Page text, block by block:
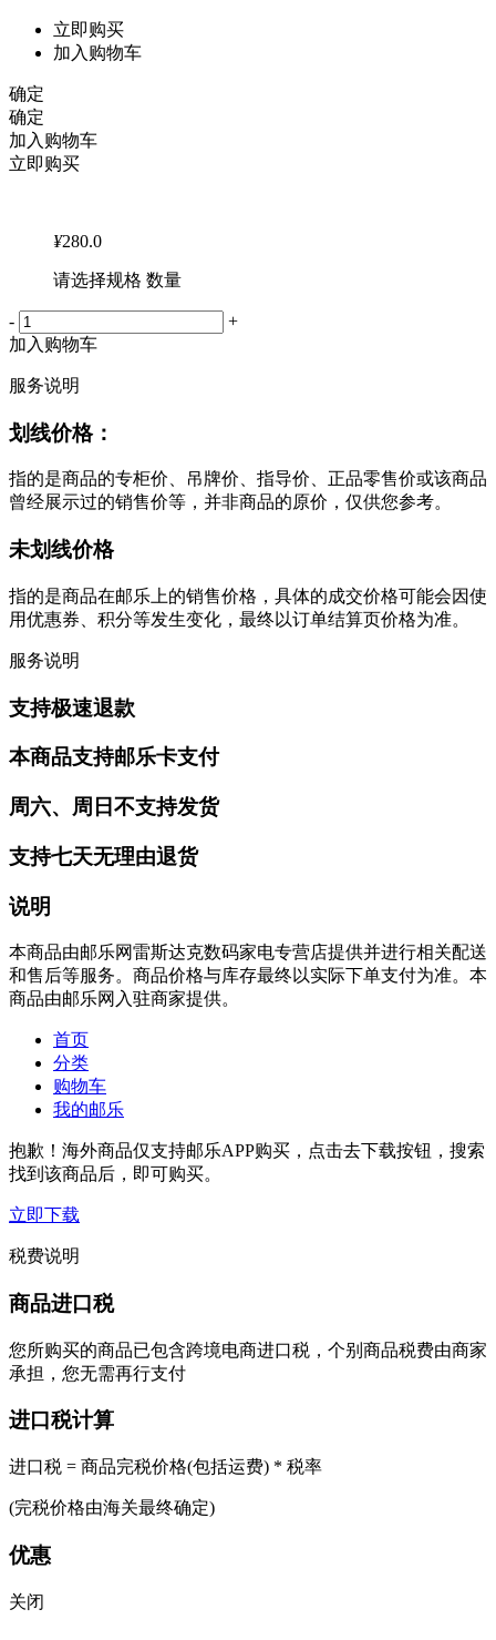
立即购买
加入购物车
确定
确定
加入购物车
立即购买
¥280.0
请选择规格 数量
-
+
加入购物车
服务说明
划线价格：
指的是商品的专柜价、吊牌价、指导价、正品零售价或该商品
曾经展示过的销售价等，并非商品的原价，仅供您参考。
未划线价格
指的是商品在邮乐上的销售价格，具体的成交价格可能会因使
用优惠券、积分等发生变化，最终以订单结算页价格为准。
服务说明
支持极速退款
本商品支持邮乐卡支付
周六、周日不支持发货
支持七天无理由退货
说明
本商品由邮乐网雷斯达克数码家电专营店提供并进行相关配送
和售后等服务。商品价格与库存最终以实际下单支付为准。本
商品由邮乐网入驻商家提供。
首页
分类
购物车
我的邮乐
抱歉！海外商品仅支持邮乐APP购买，点击去下载按钮，搜索
找到该商品后，即可购买。
立即下载
税费说明
商品进口税
您所购买的商品已包含跨境电商进口税，个别商品税费由商家
承担，您无需再行支付
进口税计算
进口税 = 商品完税价格(包括运费) * 税率
(完税价格由海关最终确定)
优惠
关闭